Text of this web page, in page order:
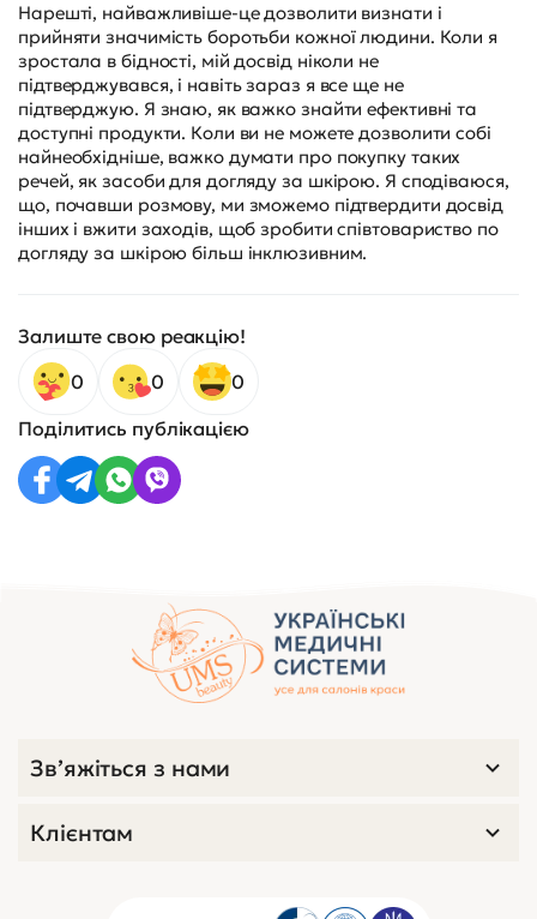
Нарешті, найважливіше-це дозволити визнати і
прийняти значимість боротьби кожної людини. Коли я
зростала в бідності, мій досвід ніколи не
підтверджувався, і навіть зараз я все ще не
підтверджую. Я знаю, як важко знайти ефективні та
доступні продукти. Коли ви не можете дозволити собі
найнеобхідніше, важко думати про покупку таких
речей, як засоби для догляду за шкірою. Я сподіваюся,
що, почавши розмову, ми зможемо підтвердити досвід
інших і вжити заходів, щоб зробити співтовариство по
догляду за шкірою більш інклюзивним.
Залиште свою реакцію!
0
0
0
Поділитись публікацією
Зв’яжіться з нами
Клієнтам